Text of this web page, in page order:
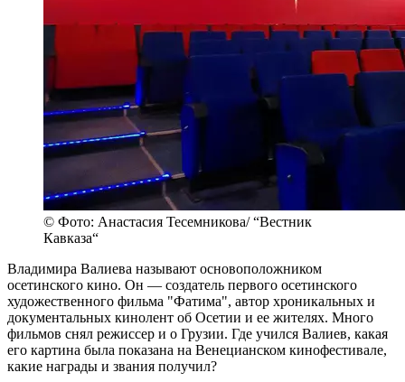
© Фото: Анастасия Тесемникова/ “Вестник
Кавказа“
Владимира Валиева называют основоположником
осетинского кино. Он — создатель первого осетинского
художественного фильма "Фатима", автор хроникальных и
документальных кинолент об Осетии и ее жителях. Много
фильмов снял режиссер и о Грузии. Где учился Валиев, какая
его картина была показана на Венецианском кинофестивале,
какие награды и звания получил?